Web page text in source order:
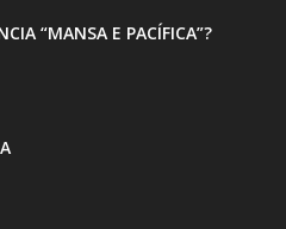
“MANSA E PACÍFICA”?